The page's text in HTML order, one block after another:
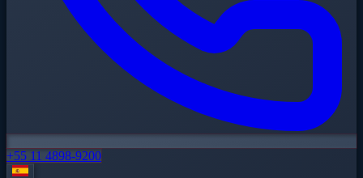
+55 11 4898-9200